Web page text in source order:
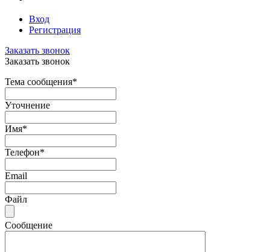
Вход
Регистрация
Заказать звонок
Заказать звонок
Тема сообщения*
Уточнение
Имя*
Телефон*
Email
Файл
Сообщение